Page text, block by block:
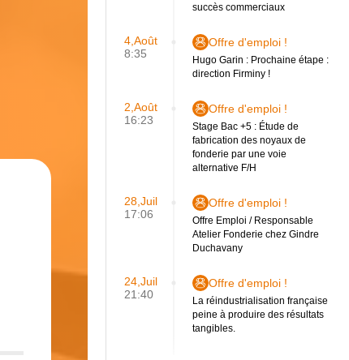
succès commerciaux
4,Août
8:35
Offre d'emploi !
Hugo Garin : Prochaine étape :
direction Firminy !
2,Août
16:23
Offre d'emploi !
Stage Bac +5 : Étude de
fabrication des noyaux de
fonderie par une voie
alternative F/H
28,Juil
17:06
Offre d'emploi !
Offre Emploi / Responsable
Atelier Fonderie chez Gindre
Duchavany
24,Juil
21:40
Offre d'emploi !
La réindustrialisation française
peine à produire des résultats
tangibles.